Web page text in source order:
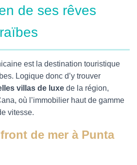
de ses rêves
est la destination touristique
Logique donc d’y trouver
villas de luxe de la région,
où l’immobilier haut de gamme
vitesse.
de mer à Punta